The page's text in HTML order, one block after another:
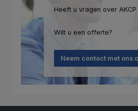
Heeft u vragen over
Wilt u een offerte?
Neem contact met ons